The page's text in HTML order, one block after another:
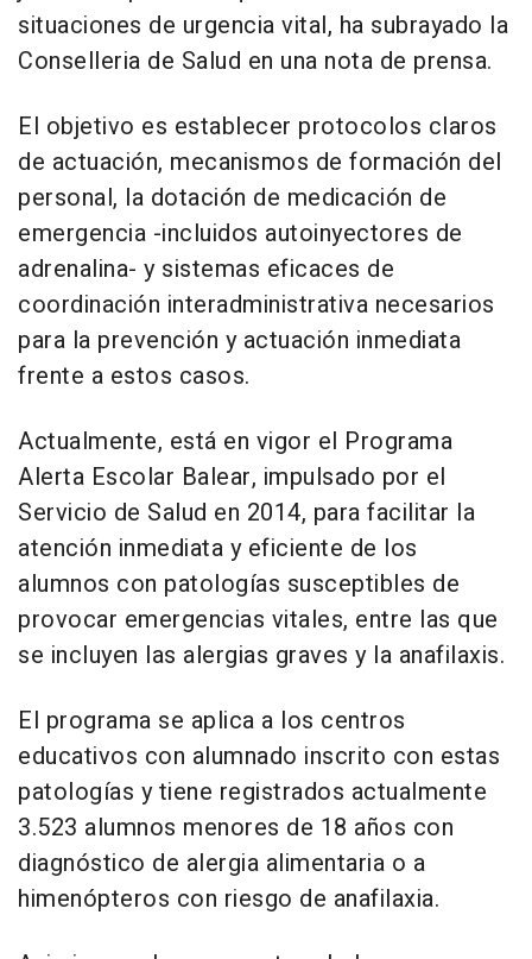
situaciones de urgencia vital, ha subrayado la
Conselleria de Salud en una nota de prensa.
El objetivo es establecer protocolos claros
de actuación, mecanismos de formación del
personal, la dotación de medicación de
emergencia -incluidos autoinyectores de
adrenalina- y sistemas eficaces de
coordinación interadministrativa necesarios
para la prevención y actuación inmediata
frente a estos casos.
Actualmente, está en vigor el Programa
Alerta Escolar Balear, impulsado por el
Servicio de Salud en 2014, para facilitar la
atención inmediata y eficiente de los
alumnos con patologías susceptibles de
provocar emergencias vitales, entre las que
se incluyen las alergias graves y la anafilaxis.
El programa se aplica a los centros
educativos con alumnado inscrito con estas
patologías y tiene registrados actualmente
3.523 alumnos menores de 18 años con
diagnóstico de alergia alimentaria o a
himenópteros con riesgo de anafilaxia.